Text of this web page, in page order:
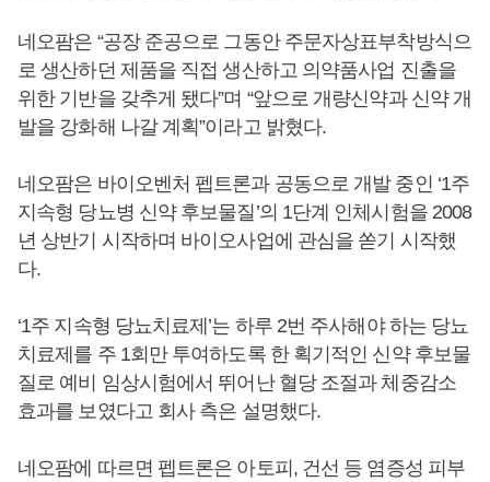
네오팜은 “공장 준공으로 그동안 주문자상표부착방식으
로 생산하던 제품을 직접 생산하고 의약품사업 진출을
위한 기반을 갖추게 됐다”며 “앞으로 개량신약과 신약 개
발을 강화해 나갈 계획”이라고 밝혔다.
네오팜은 바이오벤처 펩트론과 공동으로 개발 중인 ‘1주
지속형 당뇨병 신약 후보물질’의 1단계 인체시험을 2008
년 상반기 시작하며 바이오사업에 관심을 쏟기 시작했
다.
‘1주 지속형 당뇨치료제’는 하루 2번 주사해야 하는 당뇨
치료제를 주 1회만 투여하도록 한 획기적인 신약 후보물
질로 예비 임상시험에서 뛰어난 혈당 조절과 체중감소
효과를 보였다고 회사 측은 설명했다.
네오팜에 따르면 펩트론은 아토피, 건선 등 염증성 피부